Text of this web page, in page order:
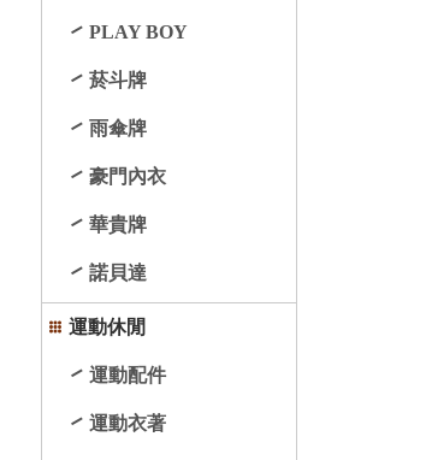
PLAY BOY
菸斗牌
雨傘牌
豪門內衣
華貴牌
諾貝達
運動休閒
運動配件
運動衣著